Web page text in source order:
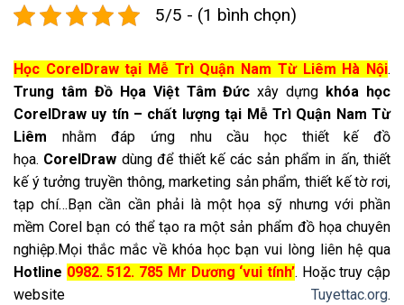
5/5 - (1 bình chọn)
Học CorelDraw tại Mễ Trì Quận Nam Từ Liêm Hà Nội.
Trung tâm Đồ Họa Việt Tâm Đức xây dựng khóa học
CorelDraw uy tín – chất lượng tại Mễ Trì Quận Nam Từ
Liêm nhằm đáp ứng nhu cầu học thiết kế đồ
họa. CorelDraw dùng để thiết kế các sản phẩm in ấn, thiết
kế ý tưởng truyền thông, marketing sản phẩm, thiết kế tờ rơi,
tạp chí…Bạn cần cần phải là một họa sỹ nhưng với phần
mềm Corel bạn có thể tạo ra một sản phẩm đồ họa chuyên
nghiệp.Mọi thắc mắc về khóa học bạn vui lòng liên hệ qua
Hotline 0982. 512. 785 Mr Dương ‘vui tính’. Hoặc truy cập
website Tuyettac.org.